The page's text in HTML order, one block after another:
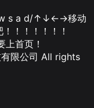
w s a d/↑↓←→移动
！！！！！！
页！
限公司 All rights